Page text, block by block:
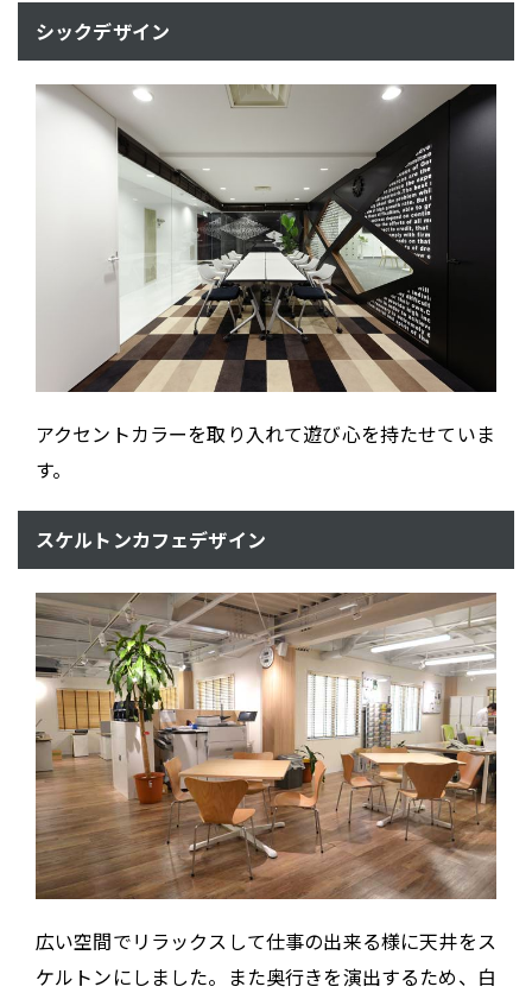
シックデザイン
アクセントカラーを取り入れて遊び心を持たせていま
す。
スケルトンカフェデザイン
広い空間でリラックスして仕事の出来る様に天井をス
ケルトンにしました。また奥行きを演出するため、白